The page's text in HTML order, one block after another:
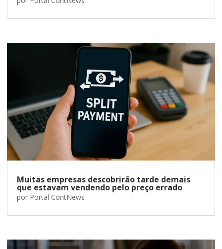
Muitas empresas descobrirão tarde demais
que estavam vendendo pelo preço errado
por Portal ContNews